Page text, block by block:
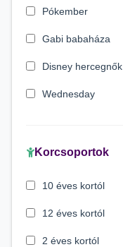
Pókember
Gabi babaháza
Disney hercegnők
Wednesday
Verdák
Korcsoportok
10 éves kortól
12 éves kortól
2 éves kortól